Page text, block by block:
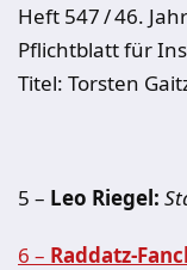
Heft 547 / 46.
Pflichtblatt für
Titel: Torsten
5 – Leo Riegel:
6 – Raddatz-